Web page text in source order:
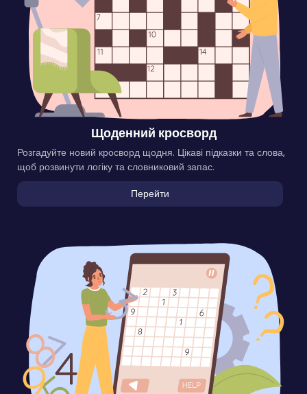
Щоденний кросворд
Розгадуйте новий кросворд щодня. Цікаві підказки та слова,
щоб розвинути логіку та словниковий запас.
Перейти